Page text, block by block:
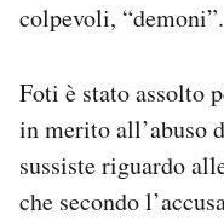
colpevoli, “demoni”.
Foti è stato assolto
in merito all’abuso
sussiste riguardo
che secondo